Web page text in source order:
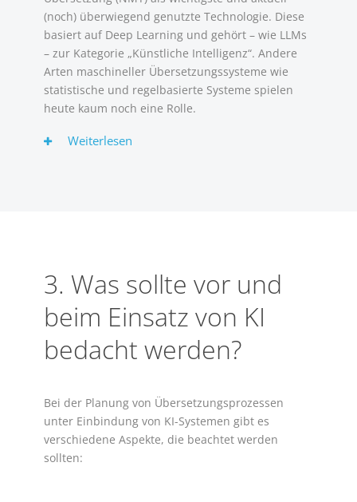
(noch) überwiegend genutzte Technologie. Diese
basiert auf Deep Learning und gehört – wie LLMs
– zur Kategorie „Künstliche Intelligenz“. Andere
Arten maschineller Übersetzungssysteme wie
statistische und regelbasierte Systeme spielen
heute kaum noch eine Rolle.
Weiterlesen
3. Was sollte vor und
beim Einsatz von KI
bedacht werden?
Bei der Planung von Übersetzungsprozessen
unter Einbindung von KI-Systemen gibt es
verschiedene Aspekte, die beachtet werden
sollten: